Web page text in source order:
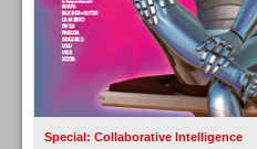
Special: Collaborative Intelligence
Inbound